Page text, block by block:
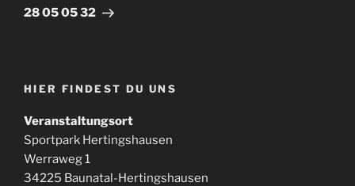
Beitrag
28 05 05 32
HIER FINDEST DU UNS
Veranstaltungsort
Sportpark Hertingshausen
Werraweg 1
34225 Baunatal-Hertingshausen